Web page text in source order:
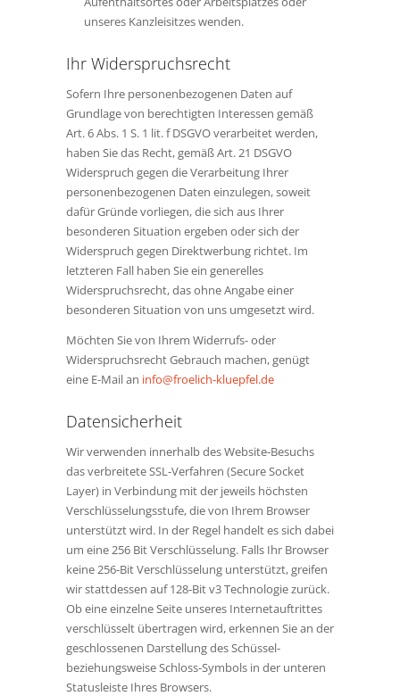
unseres Kanzleisitzes wenden.
Ihr Widerspruchsrecht
Sofern Ihre personenbezogenen Daten auf
Grundlage von berechtigten Interessen gemäß
Art. 6 Abs. 1 S. 1 lit. f DSGVO verarbeitet werden,
haben Sie das Recht, gemäß Art. 21 DSGVO
Widerspruch gegen die Verarbeitung Ihrer
personenbezogenen Daten einzulegen, soweit
dafür Gründe vorliegen, die sich aus Ihrer
besonderen Situation ergeben oder sich der
Widerspruch gegen Direktwerbung richtet. Im
letzteren Fall haben Sie ein generelles
Widerspruchsrecht, das ohne Angabe einer
besonderen Situation von uns umgesetzt wird.
Möchten Sie von Ihrem Widerrufs- oder
Widerspruchsrecht Gebrauch machen, genügt
eine E-Mail an info@froelich-kluepfel.de
Datensicherheit
Wir verwenden innerhalb des Website-Besuchs
das verbreitete SSL-Verfahren (Secure Socket
Layer) in Verbindung mit der jeweils höchsten
Verschlüsselungsstufe, die von Ihrem Browser
unterstützt wird. In der Regel handelt es sich dabei
um eine 256 Bit Verschlüsselung. Falls Ihr Browser
keine 256-Bit Verschlüsselung unterstützt, greifen
wir stattdessen auf 128-Bit v3 Technologie zurück.
Ob eine einzelne Seite unseres Internetauftrittes
verschlüsselt übertragen wird, erkennen Sie an der
geschlossenen Darstellung des Schüssel-
beziehungsweise Schloss-Symbols in der unteren
Statusleiste Ihres Browsers.